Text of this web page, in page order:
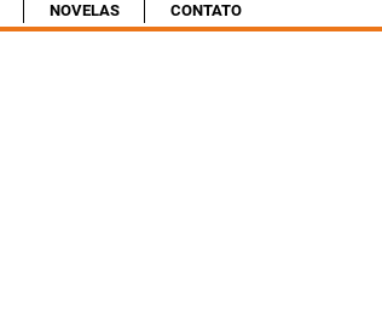
NOVELAS CONTATO